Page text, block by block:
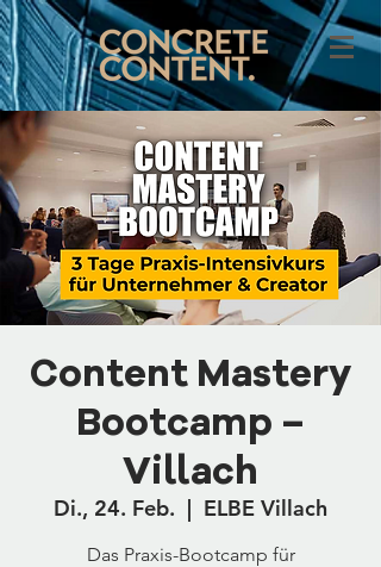
Content Mastery
Bootcamp –
Villach
Di., 24. Feb.
  |
ELBE Villach
Das Praxis-Bootcamp für